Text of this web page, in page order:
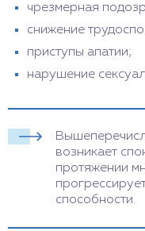
чрезмерная
снижение
приступы апатии;
нарушение
возникает
протяжении
способности.